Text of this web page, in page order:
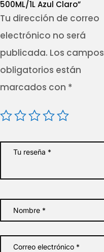
500ML/1L Azul Claro”
Tu dirección de correo
electrónico no será
publicada. Los campos
obligatorios están
marcados con *